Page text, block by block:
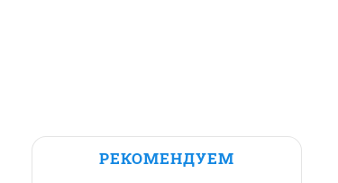
РЕКОМЕНДУЕМ